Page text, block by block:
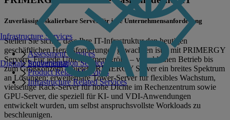
Infrastructure Services
Assessment Services
Implementation Services
Product Related Services
Infrastructure Related Services
Digitale Souveränität
Zuverlässige, skalierbare Server für jede Unternehmensanforderung
Stellen Sie sicher, dass Ihre IT-Infrastruktur den heutigen
geschäftlichen Herausforderungen gewachsen ist – mit PRIMERGY
Servern. Für jede Unternehmensgröße – vom kleinen Betrieb bis
zum Großkonzern – bietet PRIMERGY Server ein breites Spektrum
an Lösungen: erweiterbare Tower-Server für flexibles Wachstum,
vielseitige Rack-Server für hohe Dichte im Rechenzentrum sowie
GPU-Server, die speziell für KI- und VDI-Anwendungen
entwickelt wurden, um selbst anspruchsvollste Workloads zu
beschleunigen.